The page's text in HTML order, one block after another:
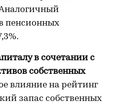
пенсионных
в сочетании с
собственных
влияние на рейтинг
запас собственных